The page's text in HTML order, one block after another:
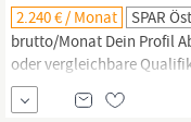
2.240 € / Monat SPAR
brutto/Monat Dein Profil
oder vergleichbare
Backwarenherstellung
Engagement &